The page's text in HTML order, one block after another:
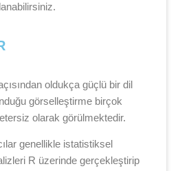
oldukça güçlü bir dil
görselleştirme birçok
olarak görülmektedir.
genellikle istatistiksel
R üzerinde gerçekleştirip